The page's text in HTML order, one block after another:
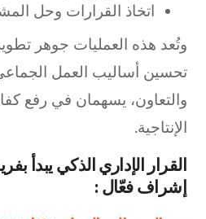
اتخاذ القرارات وحل
وتُعد هذه العمليات جوهر
تحسين أساليب العمل
والتعاون، يسهمان في رفع
الإنتاجية.
القرار الإداري الذكي يبدأ
إشراف فعّال :